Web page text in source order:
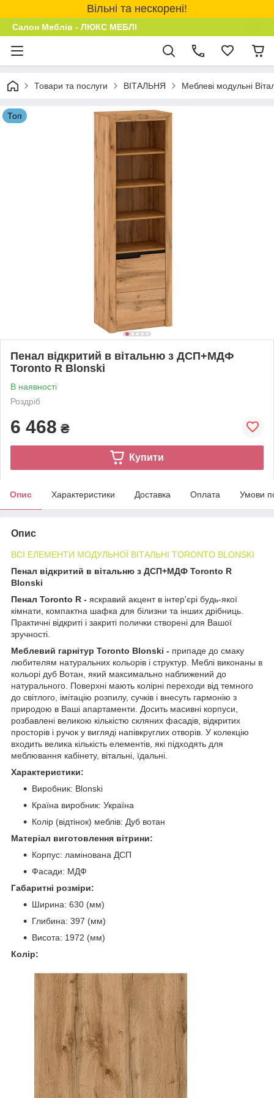
Вільні та нескорені!
Салон Меблів - ЛЮКС МЕБЛІ
Товари та послуги ВІТАЛЬНЯ Меблеві модульні
Топ
Пенал відкритий в вітальню з ДСП+МДФ
Toronto R Blonski
В наявності
Роздріб
6 468 ₴
Купити
Опис Характеристики Доставка Оплата Умови
Опис
ВСІ ЕЛЕМЕНТИ МОДУЛЬНОЇ ВІТАЛЬНІ TORONTO BLONSKІ
Пенал відкритий в вітальню з ДСП+МДФ Toronto R
Blonski
Пенал Toronto R - яскравий акцент в інтер'єрі будь-якої
кімнати, компактна шафка для білизни та інших дрібниць.
Практичні відкриті і закриті полички створені для Вашої
зручності.
Меблевий гарнітур Toronto Blonski - припаде до смаку
любителям натуральних кольорів і структур. Меблі виконаны в
кольорі дуб Вотан, який максимально наближений до
натурального. Поверхні мають колірні переходи від темного
до світлого, імітацію розпилу, сучків і внесуть гармонію з
природою в Ваші апартаменти. Досить масивні корпуси,
розбавлені великою кількістю скляних фасадів, відкритих
просторів і ручок у вигляді напівкруглих отворів. У колекцію
входить велика кількість елементів, які підходять для
меблювання кабінету, вітальні, їдальні.
Характеристики:
Виробник: Blonski
Країна виробник: Україна
Колір (відтінок) меблів: Дуб вотан
Матеріал виготовлення вітрини:
Корпус: ламінована ДСП
Фасади: МДФ
Габаритні розміри:
Ширина: 630 (мм)
Глибина: 397 (мм)
Висота: 1972 (мм)
Колір: